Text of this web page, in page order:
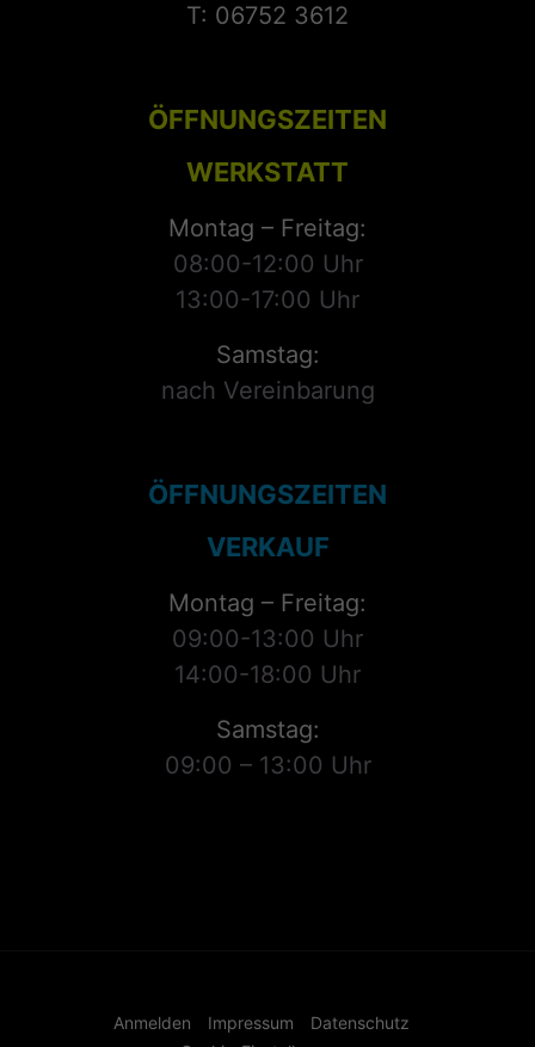
T: 06752 3612
ÖFFNUNGSZEITEN
WERKSTATT
Montag – Freitag:
08:00-12:00 Uhr
13:00-17:00 Uhr
Samstag:
nach Vereinbarung
ÖFFNUNGSZEITEN
VERKAUF
Montag – Freitag:
09:00-13:00 Uhr
14:00-18:00 Uhr
Samstag:
09:00 – 13:00 Uhr
Anmelden Impressum
Datenschutz